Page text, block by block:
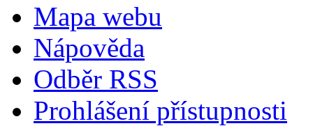
Mapa webu
Nápověda
Odběr RSS
Prohlášení přístupnosti